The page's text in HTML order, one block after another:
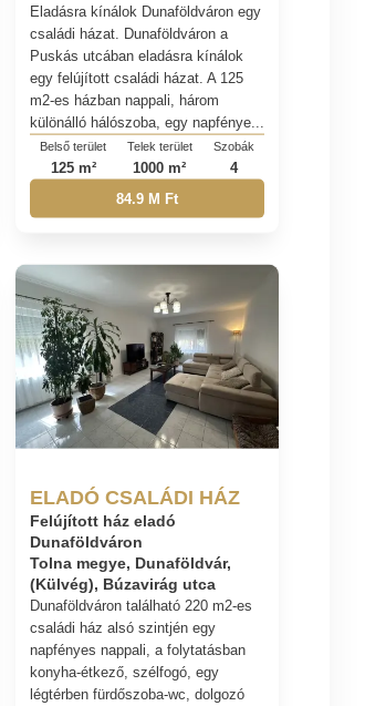
Eladásra kínálok Dunaföldváron egy
családi házat. Dunaföldváron a
Puskás utcában eladásra kínálok
egy felújított családi házat. A 125
m2-es házban nappali, három
különálló hálószoba, egy napfénye...
Belső terület
125 m²
Telek terület
1000 m²
Szobák
4
84.9 M Ft
ELADÓ CSALÁDI HÁZ
Felújított ház eladó
Dunaföldváron
Tolna megye, Dunaföldvár,
(Külvég), Búzavirág utca
Dunaföldváron található 220 m2-es
családi ház alsó szintjén egy
napfényes nappali, a folytatásban
konyha-étkező, szélfogó, egy
légtérben fürdőszoba-wc, dolgozó